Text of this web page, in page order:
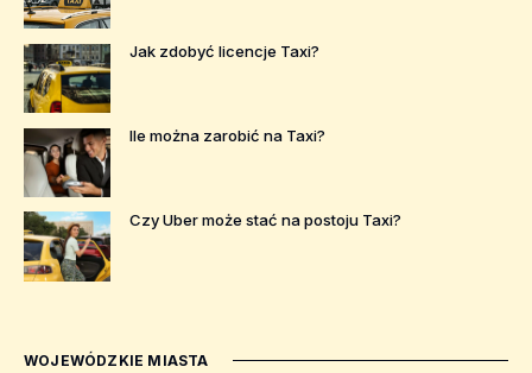
Jak zdobyć licencje Taxi?
Ile można zarobić na Taxi?
Czy Uber może stać na postoju Taxi?
WOJEWÓDZKIE MIASTA